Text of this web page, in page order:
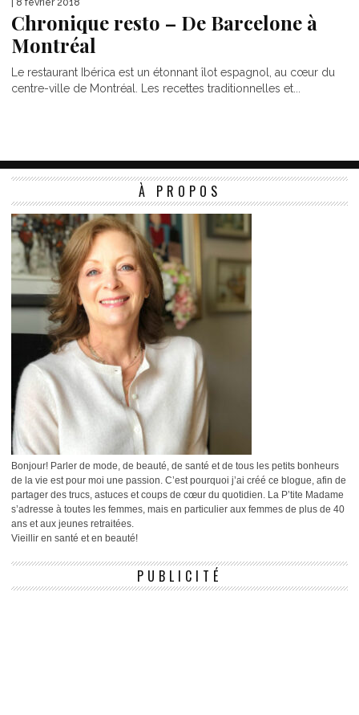
| 8 février 2018
Chronique resto – De Barcelone à
Montréal
Le restaurant Ibérica est un étonnant îlot espagnol, au cœur du
centre-ville de Montréal. Les recettes traditionnelles et...
À PROPOS
Bonjour! Parler de mode, de beauté, de santé et de tous les petits bonheurs
de la vie est pour moi une passion. C’est pourquoi j’ai créé ce blogue, afin de
partager des trucs, astuces et coups de cœur du quotidien. La P’tite Madame
s’adresse à toutes les femmes, mais en particulier aux femmes de plus de 40
ans et aux jeunes retraitées.
Vieillir en santé et en beauté!
PUBLICITÉ